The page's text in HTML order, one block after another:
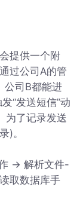
提供一个附
过公司A的管
公司B都能进
“发送短信”动
为了记录发送
)。
-> 解析文件-
取数据库手